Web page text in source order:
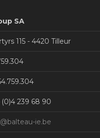
SA
115 - 4420 Tilleur
(0)4 239 68 90
ie.be